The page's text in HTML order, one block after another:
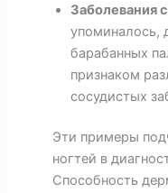
Заболевания
упоминалось,
барабанных
признаком
сосудистых
Эти примеры
ногтей в
Способность